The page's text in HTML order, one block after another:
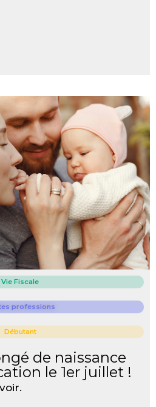
Vie Fiscale
professions
Débutant
de naissance
le 1er juillet !